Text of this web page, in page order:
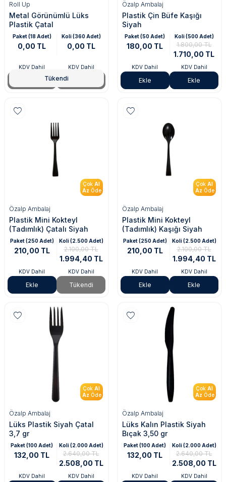
Roll Up
Metal Görünümlü Lüks
Plastik Çatal
Tükendi
Paket (18 Adet)
0,00 TL
KDV Dahil
Koli (360 Adet)
0,00 TL
KDV Dahil
Özalp Ambalaj
Plastik Çin Büfe Kaşığı
Siyah
Paket (50 Adet)
180,00 TL
KDV Dahil
Ekle
Koli (500 Adet)
1.800,00 TL
1.710,00 TL
KDV Dahil
Ekle
Çok Al
Az Öde
Özalp Ambalaj
Plastik Mini Kokteyl
(Tadımlık) Çatalı Siyah
Paket (250 Adet)
210,00 TL
KDV Dahil
Ekle
Koli (2.500 Adet)
2.100,00 TL
1.994,40 TL
KDV Dahil
Tükendi
Çok Al
Az Öde
Özalp Ambalaj
Plastik Mini Kokteyl
(Tadımlık) Kaşığı Siyah
Paket (250 Adet)
210,00 TL
KDV Dahil
Ekle
Koli (2.500 Adet)
2.100,00 TL
1.994,40 TL
KDV Dahil
Ekle
Çok Al
Az Öde
Özalp Ambalaj
Lüks Plastik Siyah Çatal
3,7 gr
Paket (100 Adet)
132,00 TL
KDV Dahil
Koli (2.000 Adet)
2.640,00 TL
2.508,00 TL
KDV Dahil
Çok Al
Az Öde
Özalp Ambalaj
Lüks Kalın Plastik Siyah
Bıçak 3,50 gr
Paket (100 Adet)
132,00 TL
KDV Dahil
Koli (2.000 Adet)
2.640,00 TL
2.508,00 TL
KDV Dahil